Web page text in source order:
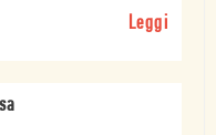
Leggi